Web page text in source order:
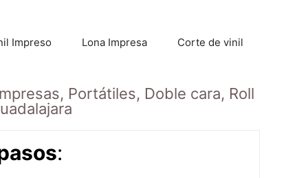
Impreso Lona Impresa Corte de vinil
Portátiles, Doble cara, Roll
: